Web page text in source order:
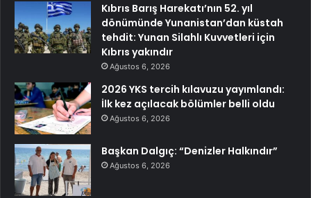
Kıbrıs Barış Harekatı’nın 52. yıl
dönümünde Yunanistan’dan küstah
tehdit: Yunan Silahlı Kuvvetleri için
Kıbrıs yakındır
Ağustos 6, 2026
2026 YKS tercih kılavuzu yayımlandı:
İlk kez açılacak bölümler belli oldu
Ağustos 6, 2026
Başkan Dalgıç: “Denizler Halkındır”
Ağustos 6, 2026